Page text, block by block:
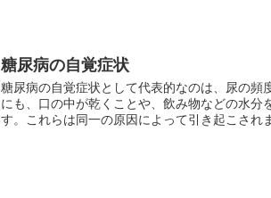
糖尿病の自覚症状
糖尿病の自覚症状として代表的なのは、尿の頻
にも、口の中が乾くことや、飲み物などの水分
す。これらは同一の原因によって引き起こされ